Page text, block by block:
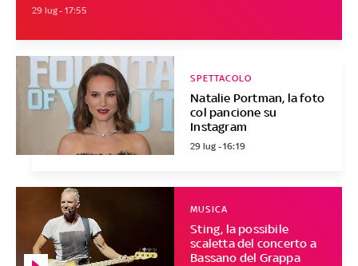
29 lug - 17:55
Natalie Portman, la foto
col pancione su
Instagram
SPETTACOLO
29 lug - 16:19
Sting, la possibile
scaletta del concerto a
Bassano del Grappa
MUSICA